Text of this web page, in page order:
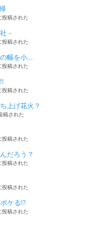
投稿された
－
投稿された
幅を小...
投稿された
投稿された
上げ花火？
稿された
投稿された
だろう？
投稿された
投稿された
ケる!?
投稿された